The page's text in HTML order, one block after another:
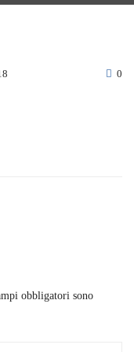
0
obbligatori sono